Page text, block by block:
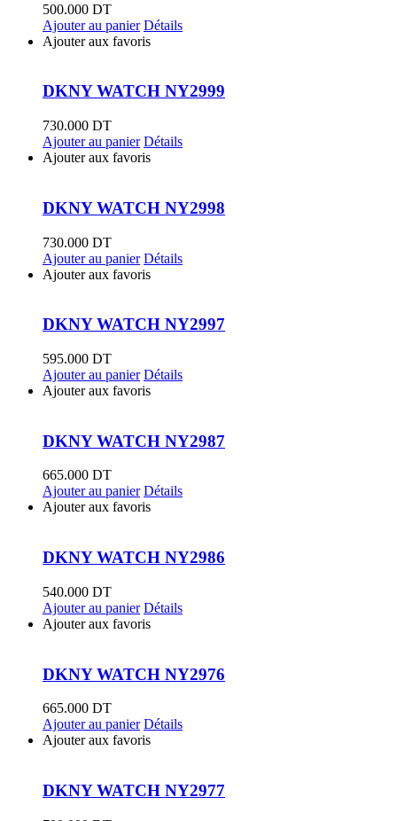
500.000 DT
Ajouter au panier Détails
Ajouter aux favoris
DKNY WATCH NY2999
730.000 DT
Ajouter au panier Détails
Ajouter aux favoris
DKNY WATCH NY2998
730.000 DT
Ajouter au panier Détails
Ajouter aux favoris
DKNY WATCH NY2997
595.000 DT
Ajouter au panier Détails
Ajouter aux favoris
DKNY WATCH NY2987
665.000 DT
Ajouter au panier Détails
Ajouter aux favoris
DKNY WATCH NY2986
540.000 DT
Ajouter au panier Détails
Ajouter aux favoris
DKNY WATCH NY2976
665.000 DT
Ajouter au panier Détails
Ajouter aux favoris
DKNY WATCH NY2977